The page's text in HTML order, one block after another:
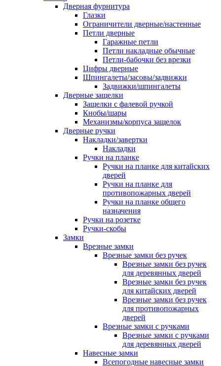
Дверная фурнитура
Глазки
Ограничители дверные/настенные
Петли дверные
Гаражные петли
Петли накладные обычные
Петли-бабочки без врезки
Цифры дверные
Шпингалеты/засовы/задвижки
Задвижки/шпингалеты
Дверные защелки
Защелки с фалевой ручкой
Кнобы/шары
Механизмы/корпуса защелок
Дверные ручки
Накладки/завертки
Накладки
Ручки на планке
Ручки на планке для китайских
дверей
Ручки на планке для
противопожарных дверей
Ручки на планке общего
назначения
Ручки на розетке
Ручки-скобы
Замки
Врезные замки
Врезные замки без ручек
Врезные замки без ручек
для деревянных дверей
Врезные замки без ручек
для китайских дверей
Врезные замки без ручек
для противопожарных
дверей
Врезные замки с ручками
Врезные замки с ручками
для деревянных дверей
Навесные замки
Всепогодные навесные замки